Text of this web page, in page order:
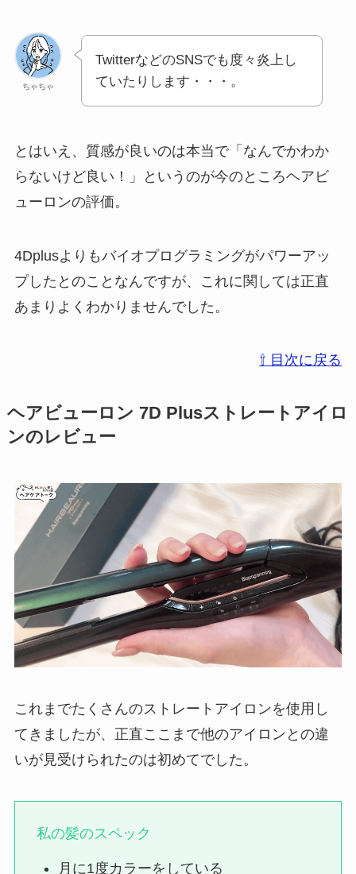
ちゃちゃ
TwitterなどのSNSでも度々炎上し
ていたりします・・・。
とはいえ、質感が良いのは本当で「なんでかわか
らないけど良い！」というのが今のところヘアビ
ューロンの評価。
4Dplusよりもバイオプログラミングがパワーアッ
プしたとのことなんですが、これに関しては正直
あまりよくわかりませんでした。
⇧ 目次に戻る
ヘアビューロン 7D Plusストレートアイロ
ンのレビュー
これまでたくさんのストレートアイロンを使用し
てきましたが、正直ここまで他のアイロンとの違
いが見受けられたのは初めてでした。
私の髪のスペック
月に1度カラーをしている